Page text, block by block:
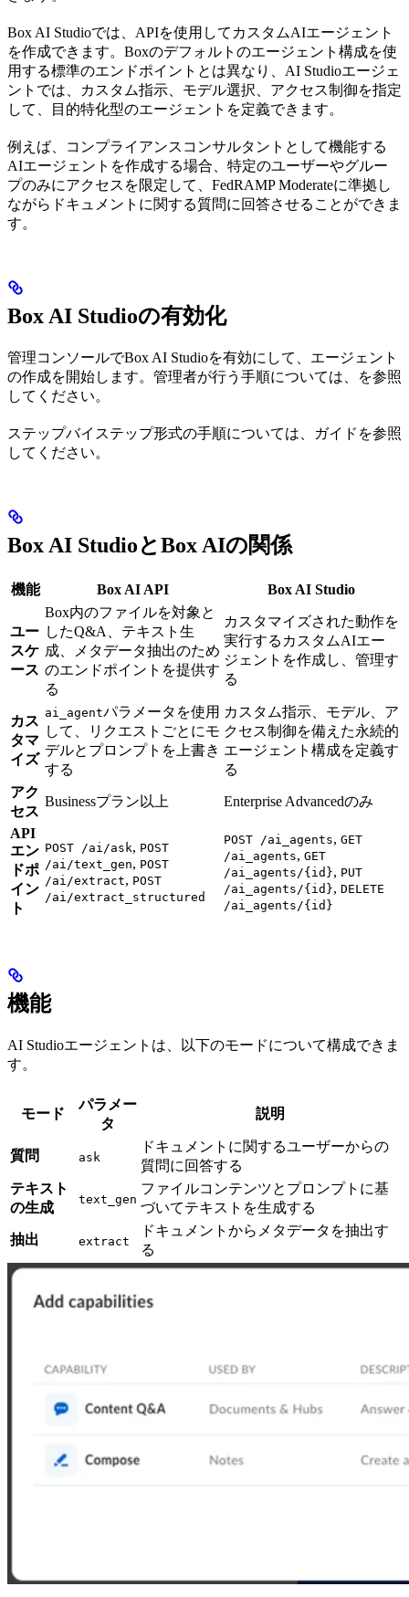
Box AI Studioでは、APIを使用してカスタムAIエージェント
を作成できます。Boxのデフォルトのエージェント構成を使
用する標準のエンドポイントとは異なり、AI Studioエージェ
ントでは、カスタム指示、モデル選択、アクセス制御を指定
して、目的特化型のエージェントを定義できます。
例えば、コンプライアンスコンサルタントとして機能する
AIエージェントを作成する場合、特定のユーザーやグルー
プのみにアクセスを限定して、FedRAMP Moderateに準拠し
ながらドキュメントに関する質問に回答させることができま
す。
Box AI Studioの有効化
管理コンソールでBox AI Studioを有効にして、エージェント
の作成を開始します。管理者が行う手順については、
を参照
してください。
ステップバイステップ形式の手順については、
ガイドを参照
してください。
Box AI StudioとBox AIの関係
機能 Box AI API Box AI Studio
ユー
スケ
ース
Box内のファイルを対象と
したQ&A、テキスト生
成、メタデータ抽出のため
のエンドポイントを提供す
る
カスタマイズされた動作を
実行するカスタムAIエー
ジェントを作成し、管理す
る
カス
タマ
イズ
ai_agentパラメータを使用
して、リクエストごとにモ
デルとプロンプトを上書き
する
カスタム指示、モデル、ア
クセス制御を備えた永続的
エージェント構成を定義す
る
アク
セス
Businessプラン以上 Enterprise Advancedのみ
API
エン
ドポ
イン
ト
POST /ai/ask, POST
/ai/text_gen, POST
/ai/extract, POST
/ai/extract_structured
POST /ai_agents, GET
/ai_agents, GET
/ai_agents/{id}, PUT
/ai_agents/{id}, DELETE
/ai_agents/{id}
機能
AI Studioエージェントは、以下のモードについて構成できま
す。
モード
パラメー
タ
説明
質問 ask
ドキュメントに関するユーザーからの
質問に回答する
テキスト
の生成
text_gen
ファイルコンテンツとプロンプトに基
づいてテキストを生成する
抽出 extract
ドキュメントからメタデータを抽出す
る